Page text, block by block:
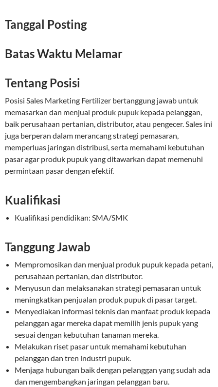
Tanggal Posting
Batas Waktu Melamar
Tentang Posisi
Posisi Sales Marketing Fertilizer bertanggung jawab untuk
memasarkan dan menjual produk pupuk kepada pelanggan,
baik perusahaan pertanian, distributor, atau pengecer. Sales ini
juga berperan dalam merancang strategi pemasaran,
memperluas jaringan distribusi, serta memahami kebutuhan
pasar agar produk pupuk yang ditawarkan dapat memenuhi
permintaan pasar dengan efektif.
Kualifikasi
Kualifikasi pendidikan: SMA/SMK
Tanggung Jawab
Mempromosikan dan menjual produk pupuk kepada petani,
perusahaan pertanian, dan distributor.
Menyusun dan melaksanakan strategi pemasaran untuk
meningkatkan penjualan produk pupuk di pasar target.
Menyediakan informasi teknis dan manfaat produk kepada
pelanggan agar mereka dapat memilih jenis pupuk yang
sesuai dengan kebutuhan tanaman mereka.
Melakukan riset pasar untuk memahami kebutuhan
pelanggan dan tren industri pupuk.
Menjaga hubungan baik dengan pelanggan yang sudah ada
dan mengembangkan jaringan pelanggan baru.